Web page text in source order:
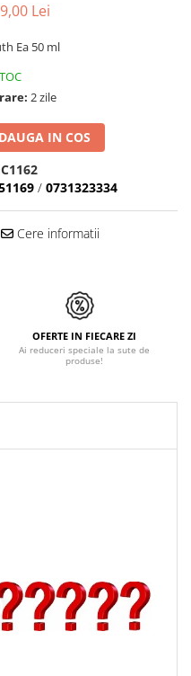
Lei
Ea 50 ml
2 zile
IN COS
C1162
/ 0731323334
Cere informatii
OFERTE IN FIECARE ZI
Ai reduceri speciale la sute de
produse!